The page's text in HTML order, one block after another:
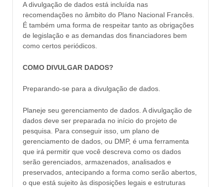
A divulgação de dados está incluída nas
recomendações no âmbito do Plano Nacional Francês.
É também uma forma de respeitar tanto as obrigações
de legislação e as demandas dos financiadores bem
como certos periódicos.
COMO DIVULGAR DADOS?
Preparando-se para a divulgação de dados.
Planeje seu gerenciamento de dados. A divulgação de
dados deve ser preparada no início do projeto de
pesquisa. Para conseguir isso, um plano de
gerenciamento de dados, ou DMP, é uma ferramenta
que irá permitir que você descreva como os dados
serão gerenciados, armazenados, analisados e
preservados, antecipando a forma como serão abertos,
o que está sujeito às disposições legais e estruturas